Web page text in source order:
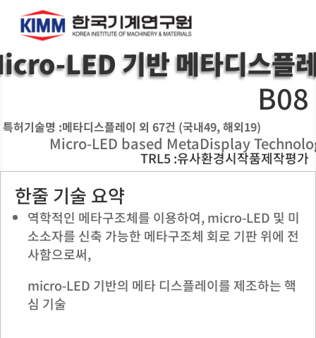
LED 기반 메타디스플
B08
특허기술명 :메타디스플레이 외 67건 (국내49, 해외19)
Micro-LED based MetaDisplay
TRL5 :유사환경시작품제작평가
한줄 기술 요약
역학적인 메타구조체를 이용하여, micro-LED 및 미
소소자를 신축 가능한 메타구조체 회로 기판 위에 전
사함으로써,
micro-LED 기반의 메타 디스플레이를 제조하는 핵
심 기술